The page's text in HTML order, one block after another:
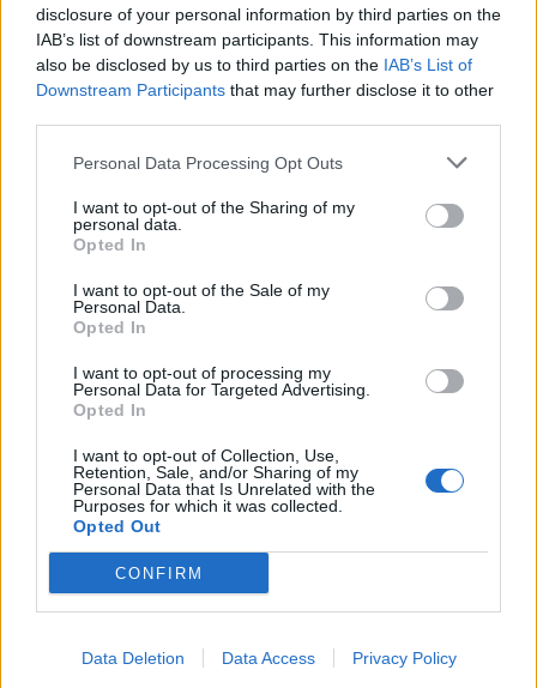
disclosure of your personal information by third parties on the
IAB’s list of downstream participants. This information may
also be disclosed by us to third parties on the IAB’s List of
Downstream Participants that may further disclose it to other
Personal Data Processing Opt Outs
I want to opt-out of the Sharing of my
personal data.
Opted In
I want to opt-out of the Sale of my
Personal Data.
Opted In
I want to opt-out of processing my
Personal Data for Targeted Advertising.
Opted In
I want to opt-out of Collection, Use,
Retention, Sale, and/or Sharing of my
Personal Data that Is Unrelated with the
Purposes for which it was collected.
Opted Out
CONFIRM
Data Deletion Data Access Privacy Policy
Pasaulis
pavagia kuro už šimtus
tūkstančių svarų(1)
Pasaulis
parduotuvėse pritrūks
britiškų maisto produktų,
kils kainos